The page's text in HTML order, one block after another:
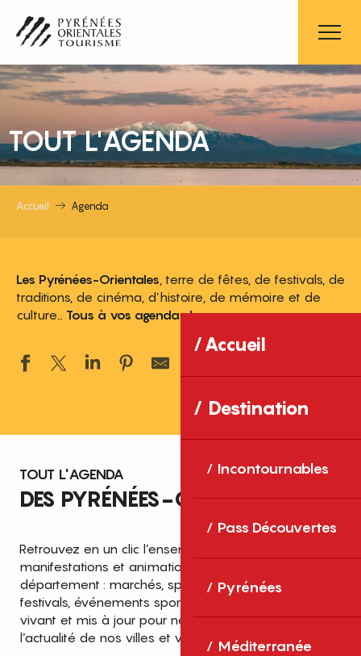
contenu
principal
Accueil
Destination
Incontournables
Pass Découvertes
Pyrénées
Méditerranée
TOUT L'AGENDA
Accueil Agenda
Les Pyrénées-Orientales , terre de fêtes, de festivals, de
traditions, de cinéma, d’histoire, de mémoire et de
culture… Tous à vos agendas !
TOUT L'AGENDA
DES PYRÉNÉES-ORIENTALES
Retrouvez en un clic l’ensemble des fêtes,
manifestations et animations recensées dans le
département : marchés, spectacles, expositions,
festivals, événements sportifs et culturels… un agenda
vivant et mis à jour pour ne rien manquer de
l’actualité de nos villes et villages.